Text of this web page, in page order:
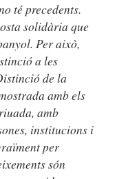
té precedents.
solidària que
Per això,
a les
de la
amb els
amb
institucions i
per
són